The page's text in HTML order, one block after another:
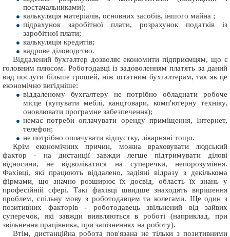
постачальниками);
калькуляція матеріалів, основних засобів, іншого майна ;
підрахунок заробітної плати, розрахунок податків із
заробітної плати;
калькуляція кредитів;
кадрове діловодство.
Віддалений бухгалтер дозволяє економити підприємцям, що є
головним плюсом. Роботодавці із задоволенням платять за даний
вид послуги більше грошей, ніж штатним бухгалтерам, так як це
економічно вигідніше:
віддаленому бухгалтеру не потрібно обладнати робоче
місце (купувати меблі, канцтовари, комп'ютерну техніку,
оновлювати програмне забезпечення);
немає потреби оплачувати оренду приміщення, Інтернет,
телефон;
не потрібно оплачувати відпустку, лікарняні тощо.
Крім економічних причин, можна враховувати людський
фактор - на дистанції завжди легше підтримувати ділові
відносини, не відволікатися на суперечки, непорозуміння.
Фахівці, які працюють віддалено, задіяні відразу з декількома
фірмами, що значно розширює їх досвід, область їх знань у
професійній сфері. Такі фахівці швидше знаходять вирішення
проблем, спільну мову з роботодавцем та колегами. Ще один з
позитивних факторів - роботодавець звільнений від зайвих
суперечок, які завжди виявляються в роботі (наприклад, при
звільнення працівника, при запізненнях на роботу).
Втім, дистанційна робота пов'язана не тільки з позитивними